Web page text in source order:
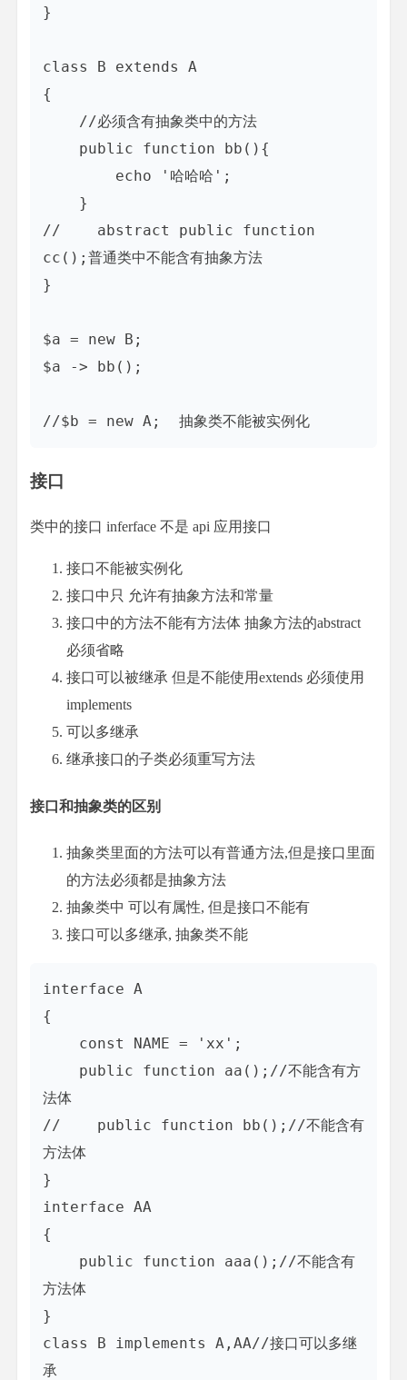
}
class B extends A
{
//    abstract public function
cc();普通类中不能含有抽象方法
}
$a = new B;
$a -> bb();
接口
类中的接口 inferface 不是 api 应用接口
接口不能被实例化
接口中只 允许有抽象方法和常量
接口中的方法不能有方法体 抽象方法的abstract
必须省略
接口可以被继承 但是不能使用extends 必须使用
implements
可以多继承
继承接口的子类必须重写方法
接口和抽象类的区别
抽象类里面的方法可以有普通方法,但是接口里面
的方法必须都是抽象方法
抽象类中 可以有属性, 但是接口不能有
接口可以多继承, 抽象类不能
interface A
{
法体
//    public function bb();//不能含有
方法体
}
interface AA
{
方法体
}
class B implements A,AA//接口可以多继
承